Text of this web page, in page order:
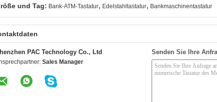
und Tag: Bank-ATM-Tastatur, Edelstahltastatur, Bankmaschinentastatur
PAC Technology Co., Ltd
Sales Manager
Senden Sie Ihre